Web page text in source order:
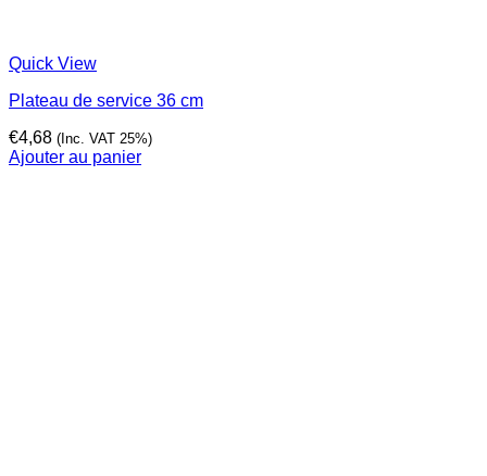
Quick View
Plateau de service 36 cm
€4,68 (Inc. VAT 25%)
Ajouter au panier